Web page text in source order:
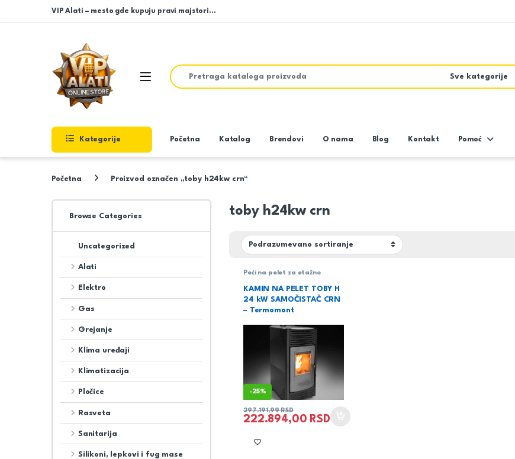
Skip to navigation
Skip to content
VIP Alati – mesto gde kupuju pravi majstori…
Open
Search for:
Kategorije Početna Katalog Brendovi O nama Blog Kontakt Pomoć
Početna Proizvod označen „toby h24kw crn“
toby h24kw crn
Peći na pelet za etažno
KAMIN NA PELET TOBY H
24 kW SAMOČISTAČ CRN
– Termomont
-25%
222.894,00 RSD
297.191,99RSD
Browse Categories
Uncategorized
Alati
Elektro
Gas
Grejanje
Klima uređaji
Klimatizacija
Pločice
Rasveta
Sanitarija
Silikoni, lepkovi i fug mase